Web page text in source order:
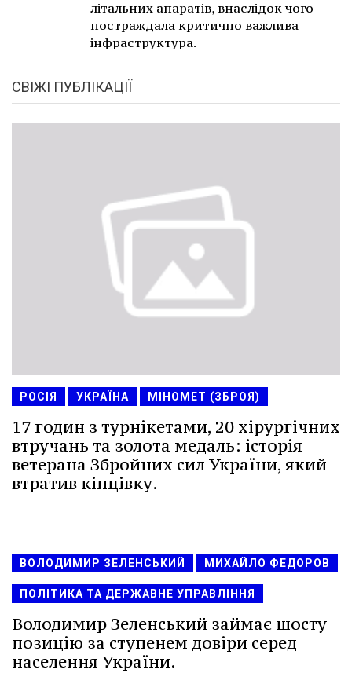
літальних апаратів, внаслідок чого
постраждала критично важлива
інфраструктура.
СВІЖІ ПУБЛІКАЦІЇ
РОСІЯ УКРАЇНА МІНОМЕТ (ЗБРОЯ)
17 годин з турнікетами, 20 хірургічних
втручань та золота медаль: історія
ветерана Збройних сил України, який
втратив кінцівку.
ВОЛОДИМИР ЗЕЛЕНСЬКИЙ МИХАЙЛО ФЕДОРОВ
ПОЛІТИКА ТА ДЕРЖАВНЕ УПРАВЛІННЯ
Володимир Зеленський займає шосту
позицію за ступенем довіри серед
населення України.